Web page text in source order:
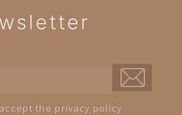
the privacy policy